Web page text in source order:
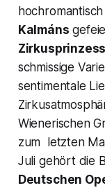
Kalmáns
schmissige
sentimentale
Wienerischen
zum letzten
Juli gehört die
Deutschen